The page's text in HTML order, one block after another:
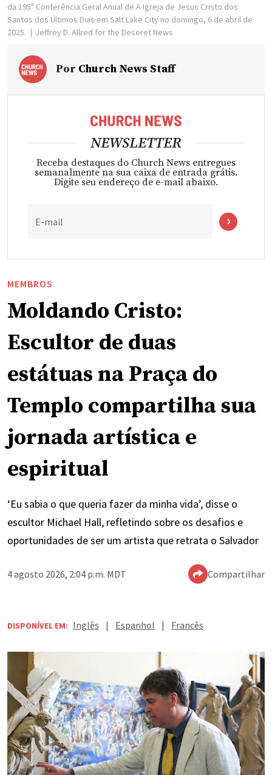
da 195ª Conferência Geral Anual de A Igreja de Jesus Cristo dos
Santos dos Últimos Dias em Salt Lake City no domingo, 6 de abril de
2025.
Jeffrey D. Allred for the Deseret News
Por Church News Staff
NEWSLETTER
Receba destaques do Church News entregues
semanalmente na sua caixa de entrada grátis.
Digite seu endereço de e-mail abaixo.
E-mail
MEMBROS
Moldando Cristo:
Escultor de duas
estátuas na Praça do
Templo compartilha sua
jornada artística e
espiritual
‘Eu sabia o que queria fazer da minha vida’, disse o
escultor Michael Hall, refletindo sobre os desafios e
oportunidades de ser um artista que retrata o Salvador
4 agosto 2026, 2:04 p.m. MDT Compartilhar
DISPONÍVEL EM: Inglês | Espanhol | Francês